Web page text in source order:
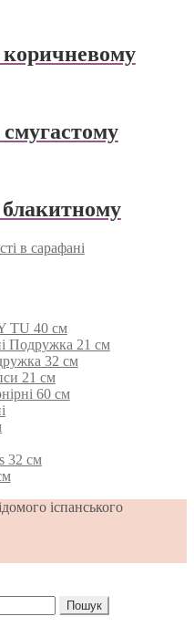
в сарафані
TU 40 см
Подружка 21 см
32 см
21 см
60 см
32 см
іспанського
Пошук